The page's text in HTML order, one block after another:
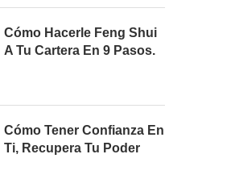
Cómo Hacerle Feng Shui
A Tu Cartera En 9 Pasos.
Cómo Tener Confianza En
Ti, Recupera Tu Poder